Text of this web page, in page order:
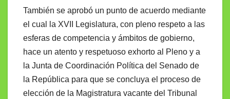
También se aprobó un punto de acuerdo mediante
el cual la XVII Legislatura, con pleno respeto a las
esferas de competencia y ámbitos de gobierno,
hace un atento y respetuoso exhorto al Pleno y a
la Junta de Coordinación Política del Senado de
la República para que se concluya el proceso de
elección de la Magistratura vacante del Tribunal